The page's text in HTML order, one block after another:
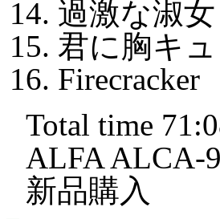
過激な淑女
君に胸キ
Firecracker
Total time
ALFA ALCA-
新品購入